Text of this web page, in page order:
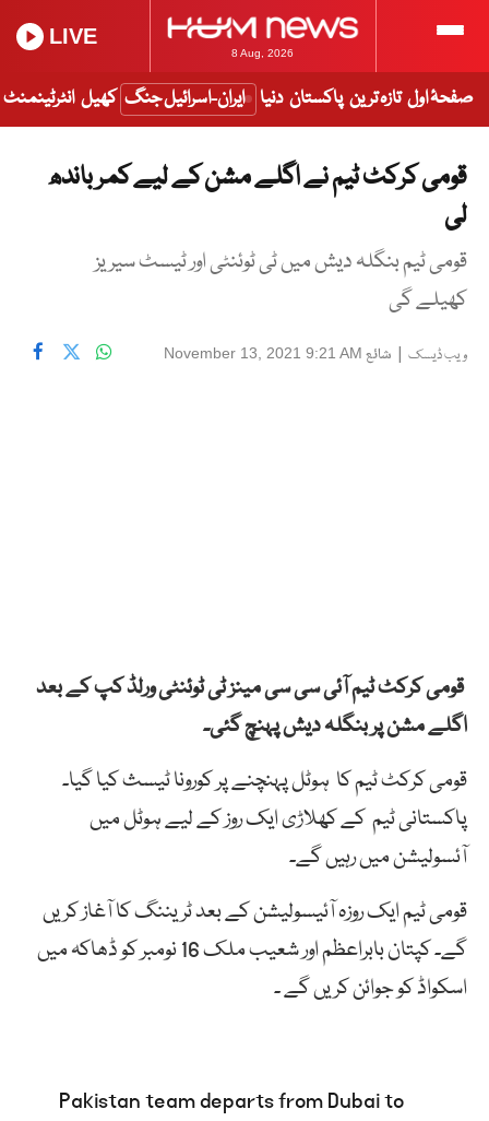
8 Aug, 2026
LIVE
صفحۂ اول تازہ ترین پاکستان دنیا ایران-اسرائیل جنگ کھیل انٹرٹینمنٹ
قومی کرکٹ ٹیم نے اگلے مشن کے لیے کمر باندھ
لی
قومی ٹیم بنگلہ دیش میں ٹی ٹوئنٹی اور ٹیسٹ سیریز
کھیلے گی
ویب ڈیسک | شائع November 13, 2021 9:21 AM
قومی کرکٹ ٹیم آئی سی سی مینز ٹی ٹوئنٹی ورلڈ کپ کے بعد
اگلے مشن پر بنگلہ دیش پہنچ گئی۔
قومی کرکٹ ٹیم کا ہوٹل پہنچنے پر کورونا ٹیسث کیا گیا۔
پاکستانی ٹیم کے کھلاڑی ایک روز کے لیے ہوٹل میں
آئسولیشن میں رہیں گے۔
قومی ٹیم ایک روزہ آئیسولیشن کے بعد ٹریننگ کا آغاز کریں
گے۔ کپتان بابراعظم اور شعیب ملک 16 نومبر کو ڈھاکہ میں
اسکواڈ کو جوائن کریں گے ۔
Pakistan team departs from Dubai to